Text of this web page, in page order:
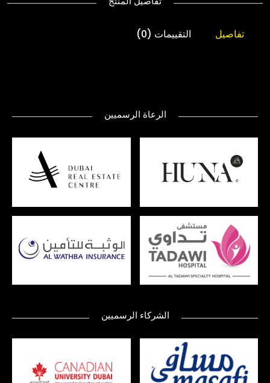
تفاصيل التقييمات (0)
الرعاة الرسميين
الشركاء الرسميين